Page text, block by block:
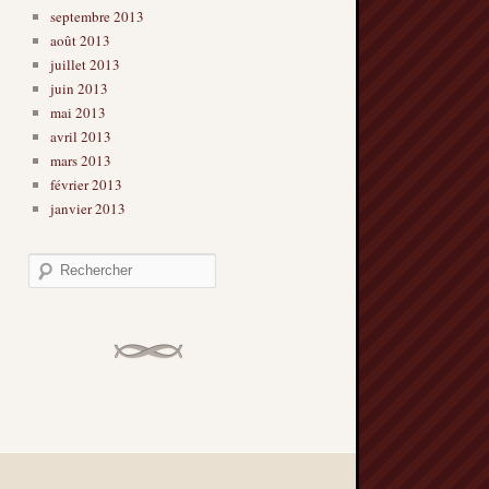
septembre 2013
août 2013
juillet 2013
juin 2013
mai 2013
avril 2013
mars 2013
février 2013
janvier 2013